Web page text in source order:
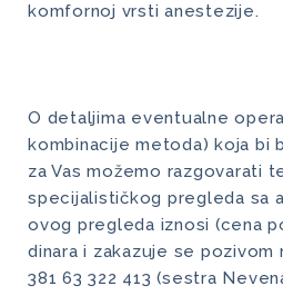
komfornoj vrsti anestezije.
O detaljima eventualne
kombinacije metoda) koja bi
za Vas možemo razgovarati
specijalističkog pregleda sa
ovog pregleda iznosi (cena
dinara i zakazuje se pozivom
381 63 322 413 (sestra